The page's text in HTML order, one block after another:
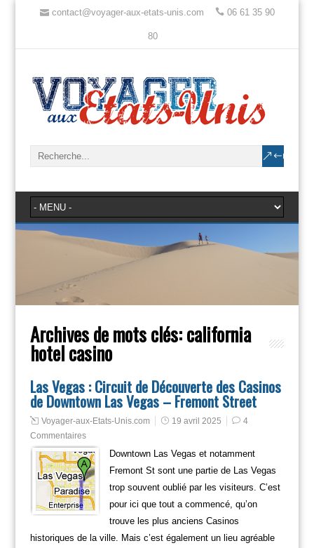
contact@voyager-aux-etats-unis.com 06 61 35 90
80
Archives de mots clés:california
hotel casino
Las Vegas : Circuit de Découverte des Casinos
de Downtown Las Vegas – Fremont Street
Voyager-aux-Etats-Unis.com 19 avril 2025
4
Commentaires
Downtown Las Vegas et notamment
Fremont St sont une partie de Las Vegas
trop souvent oublié par les visiteurs. C’est
pour ici que tout a commencé, qu’on
trouve les plus anciens Casinos
historiques de la ville. Mais c’est également un lieu agréable